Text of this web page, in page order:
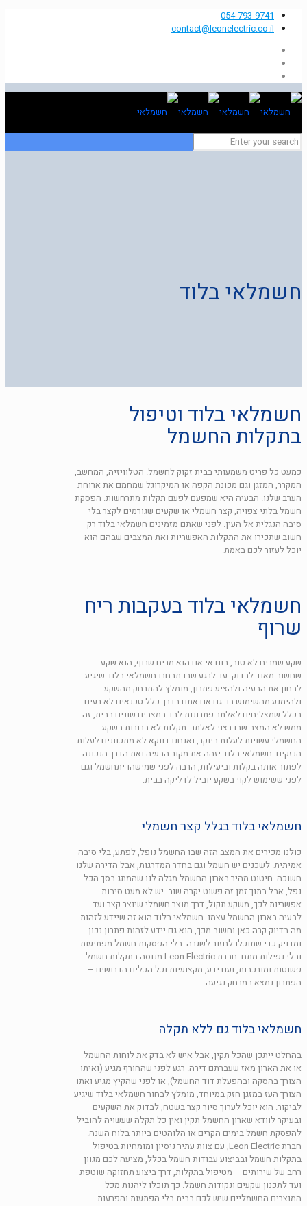
054-793-9741
contact@leonelectric.co.il
חשמלאי בלוד
חשמלאי בלוד וטיפול
בתקלות החשמל
כמעט כל פריט משמעותי בבית זקוק לחשמל. הטלוויזיה, המחשב,
המקרר, המזגן וגם מכונת הקפה או המיקרוגל שמחמם את ארוחת
הערב שלנו. הבעיה היא שמפעם לפעם תקלות מתרחשות. הפסקת
חשמל בלתי צפויה, קצר חשמלי או שקעים שגורמים לקצר בלי
סיבה הנגלית אל העין. לפני שאתם מזמינים חשמלאי בלוד רק
חשוב שתכירו את התקלות האפשריות ואת המצבים שבהם הוא
יוכל לעזור לכם באמת.
חשמלאי בלוד בעקבות ריח
שרוף
שקע שמריח לא טוב, בוודאי אם הוא מריח שרוף, הוא שקע
שחשוב מאוד לבדוק. עד לרגע שבו תבחרו חשמלאי בלוד שיגיע
לבחון את הבעיה ולהציע פתרון, מומלץ להתרחק מהשקע
ולהימנע מהשימוש בו. גם אם אתם בדרך כלל טכנאים לא רעים
בכלל שמצליחים לאלתר פתרונות לבד במצבים שונים בבית, זה
ממש לא המצב שבו רצוי לאלתר. תקלות לא ברורות בשקע
החשמלי עשויות לעלות ביוקר, ואנחנו דווקא לא מתכוונים לעלות
הנזקים. חשמלאי בלוד יזהה את מקור הבעיה ואת הדרך הנכונה
לפתור אותה בקלות וביעילות, הרבה לפני שמישהו יתחשמל וגם
לפני ששימוש לקוי בשקע יוביל לדליקה בבית.
חשמלאי בלוד בגלל קצר חשמלי
כולנו מכירים את המצב הזה שבו החשמל נופל, לפתע, בלי סיבה
אמיתית. לשכנים יש חשמל וגם בחדר המדרגות, אבל הדירה שלנו
חשוכה. חיטוט מהיר בארון החשמל מגלה לנו שהמתג בסך הכל
נפל, אבל בתוך זמן זה פשוט יקרה שוב. יש לא מעט סיבות
אפשריות לכך, משקע תקול, דרך מוצר חשמלי שיוצר קצר ועד
לבעיה בארון החשמל עצמו. חשמלאי בלוד הוא זה שיידע לזהות
מה בדיוק קרה כאן וחשוב מכך, הוא גם יידע לזהות פתרון נכון
ומדויק כדי שתוכלו לחזור לשגרה. בלי הפסקות חשמל מפתיעות
ובלי נפילות מתח. חברת Leon Electric מנוסה בתקלות חשמל
פשוטות ומורכבות, ועם ידע, מקצועיות וכל הכלים הדרושים –
הפתרון נמצא במרחק נגיעה.
חשמלאי בלוד גם ללא תקלה
בהחלט ייתכן שהכל תקין, אבל איש לא בדק את לוחות החשמל
או את הארון מאז שעברתם דירה. רגע לפני שהחורף מגיע (ואיתו
הצורך בהסקה ובהפעלת דוד החשמל), או לפני שהקיץ מגיע ואתו
הצורך העז במזגן חזק במיוחד, מומלץ לבחור חשמלאי בלוד שיגיע
לביקור. הוא יוכל לערוך סיור קצר בשטח, לבדוק את השקעים
ובעיקר לוודא שארון החשמל תקין ואין כל תקלה שעשויה להוביל
להפסקת חשמל בימים הקרים או הלוהטים ביותר בלוח השנה.
חברת Leon Electric, עם צוות עתיר ניסיון ומומחיות בטיפול
בתקלות חשמל ובביצוע עבודות חשמל בכלל, מציעה לכם מגוון
רחב של שירותים – מטיפול בתקלות, דרך ביצוע תחזוקה שוטפת
ועד לתכנון שקעים ונקודות חשמל. כך תוכלו ליהנות מכל
המוצרים החשמליים שיש לכם בבית בלי הפתעות והפרעות